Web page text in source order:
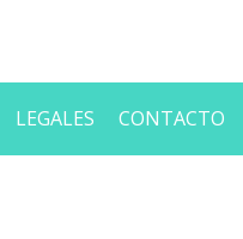
LEGALES CONTACTO